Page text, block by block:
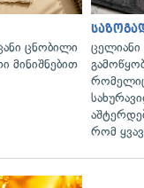
ცნობილი
მინიშნებით
რომელიც
რომ